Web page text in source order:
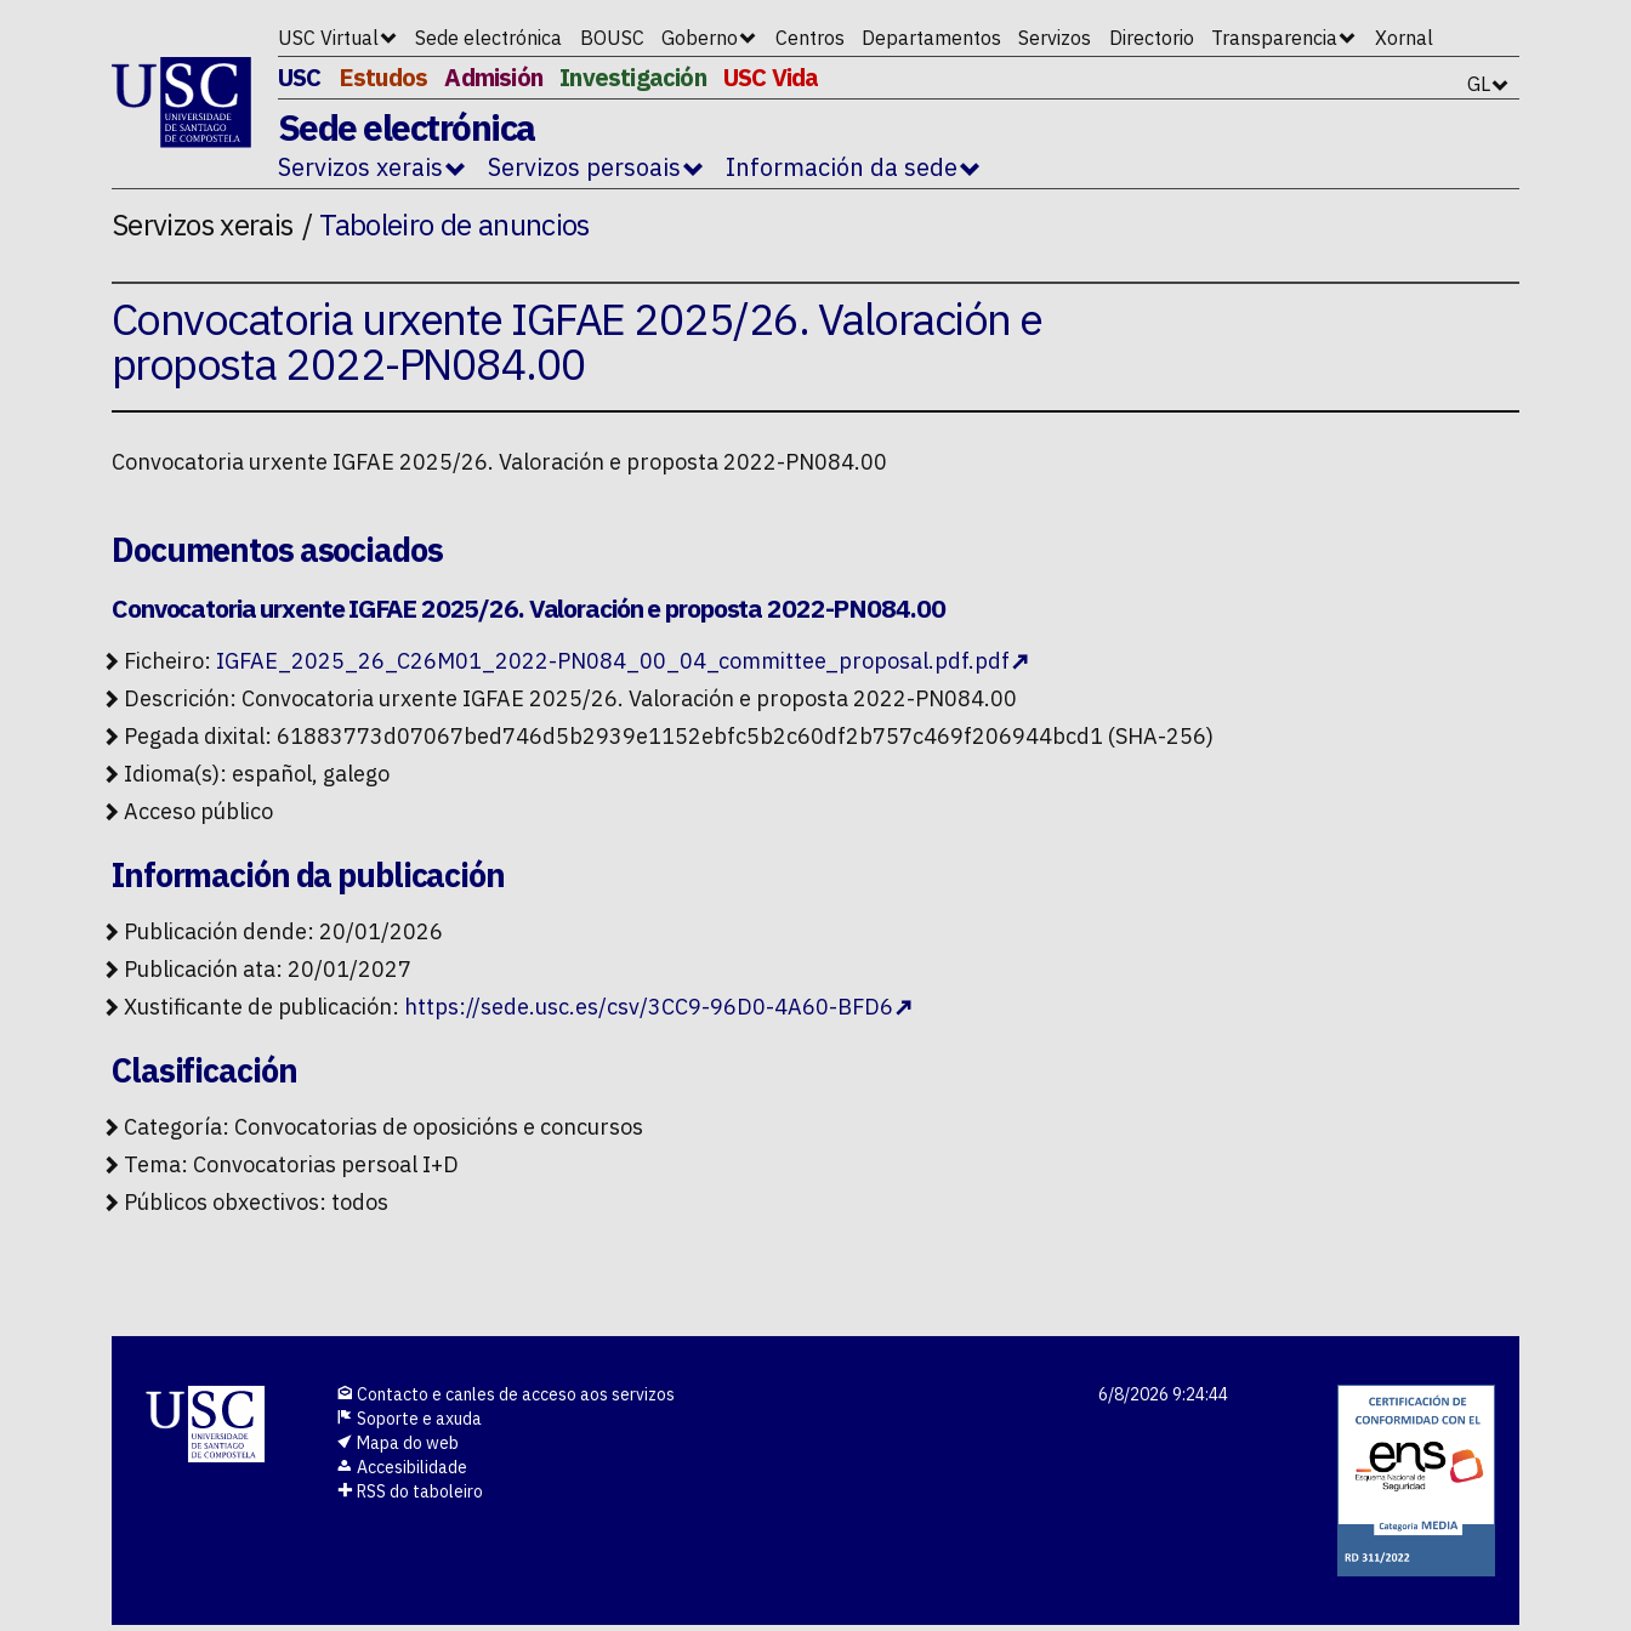
USC Virtual Sede electrónica BOUSC Goberno Centros Departamentos Servizos Directorio Transparencia Xornal
USC Estudos Admisión Investigación USC Vida
Sede electrónica
Servizos xerais Servizos persoais Información da sede
GL
Servizos xerais Taboleiro de anuncios
Convocatoria urxente IGFAE 2025/26. Valoración e
proposta 2022-PN084.00
Convocatoria urxente IGFAE 2025/26. Valoración e proposta 2022-PN084.00
Documentos asociados
Convocatoria urxente IGFAE 2025/26. Valoración e proposta 2022-PN084.00
Ficheiro: IGFAE_2025_26_C26M01_2022-PN084_00_04_committee_proposal.pdf.pdf
Descrición: Convocatoria urxente IGFAE 2025/26. Valoración e proposta 2022-PN084.00
Pegada dixital: 61883773d07067bed746d5b2939e1152ebfc5b2c60df2b757c469f206944bcd1 (SHA-256)
Idioma(s): español, galego
Acceso público
Información da publicación
Publicación dende: 20/01/2026
Publicación ata: 20/01/2027
Xustificante de publicación: https://sede.usc.es/csv/3CC9-96D0-4A60-BFD6
Clasificación
Categoría: Convocatorias de oposicións e concursos
Tema: Convocatorias persoal I+D
Públicos obxectivos: todos
Contacto e canles de acceso aos servizos
Soporte e axuda
Mapa do web
Accesibilidade
RSS do taboleiro
6/8/2026 9:24:44